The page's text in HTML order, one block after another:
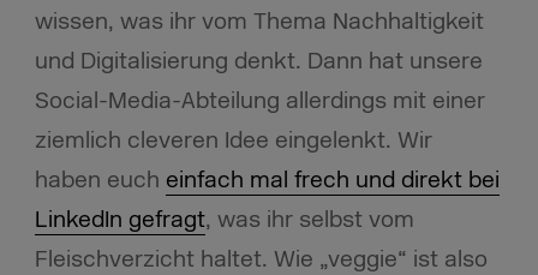
wissen, was ihr vom Thema Nachhaltigkeit
und Digitalisierung denkt. Dann hat unsere
Social-Media-Abteilung allerdings mit einer
ziemlich cleveren Idee eingelenkt. Wir
haben euch einfach mal frech und direkt bei
LinkedIn gefragt, was ihr selbst vom
Fleischverzicht haltet. Wie „veggie“ ist also